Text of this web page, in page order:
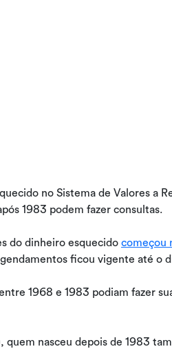
no Sistema de Valores a
1983 podem fazer consultas.
do dinheiro esquecido começou
ficou vigente até o
1968 e 1983 podiam fazer
quem nasceu depois de 1983